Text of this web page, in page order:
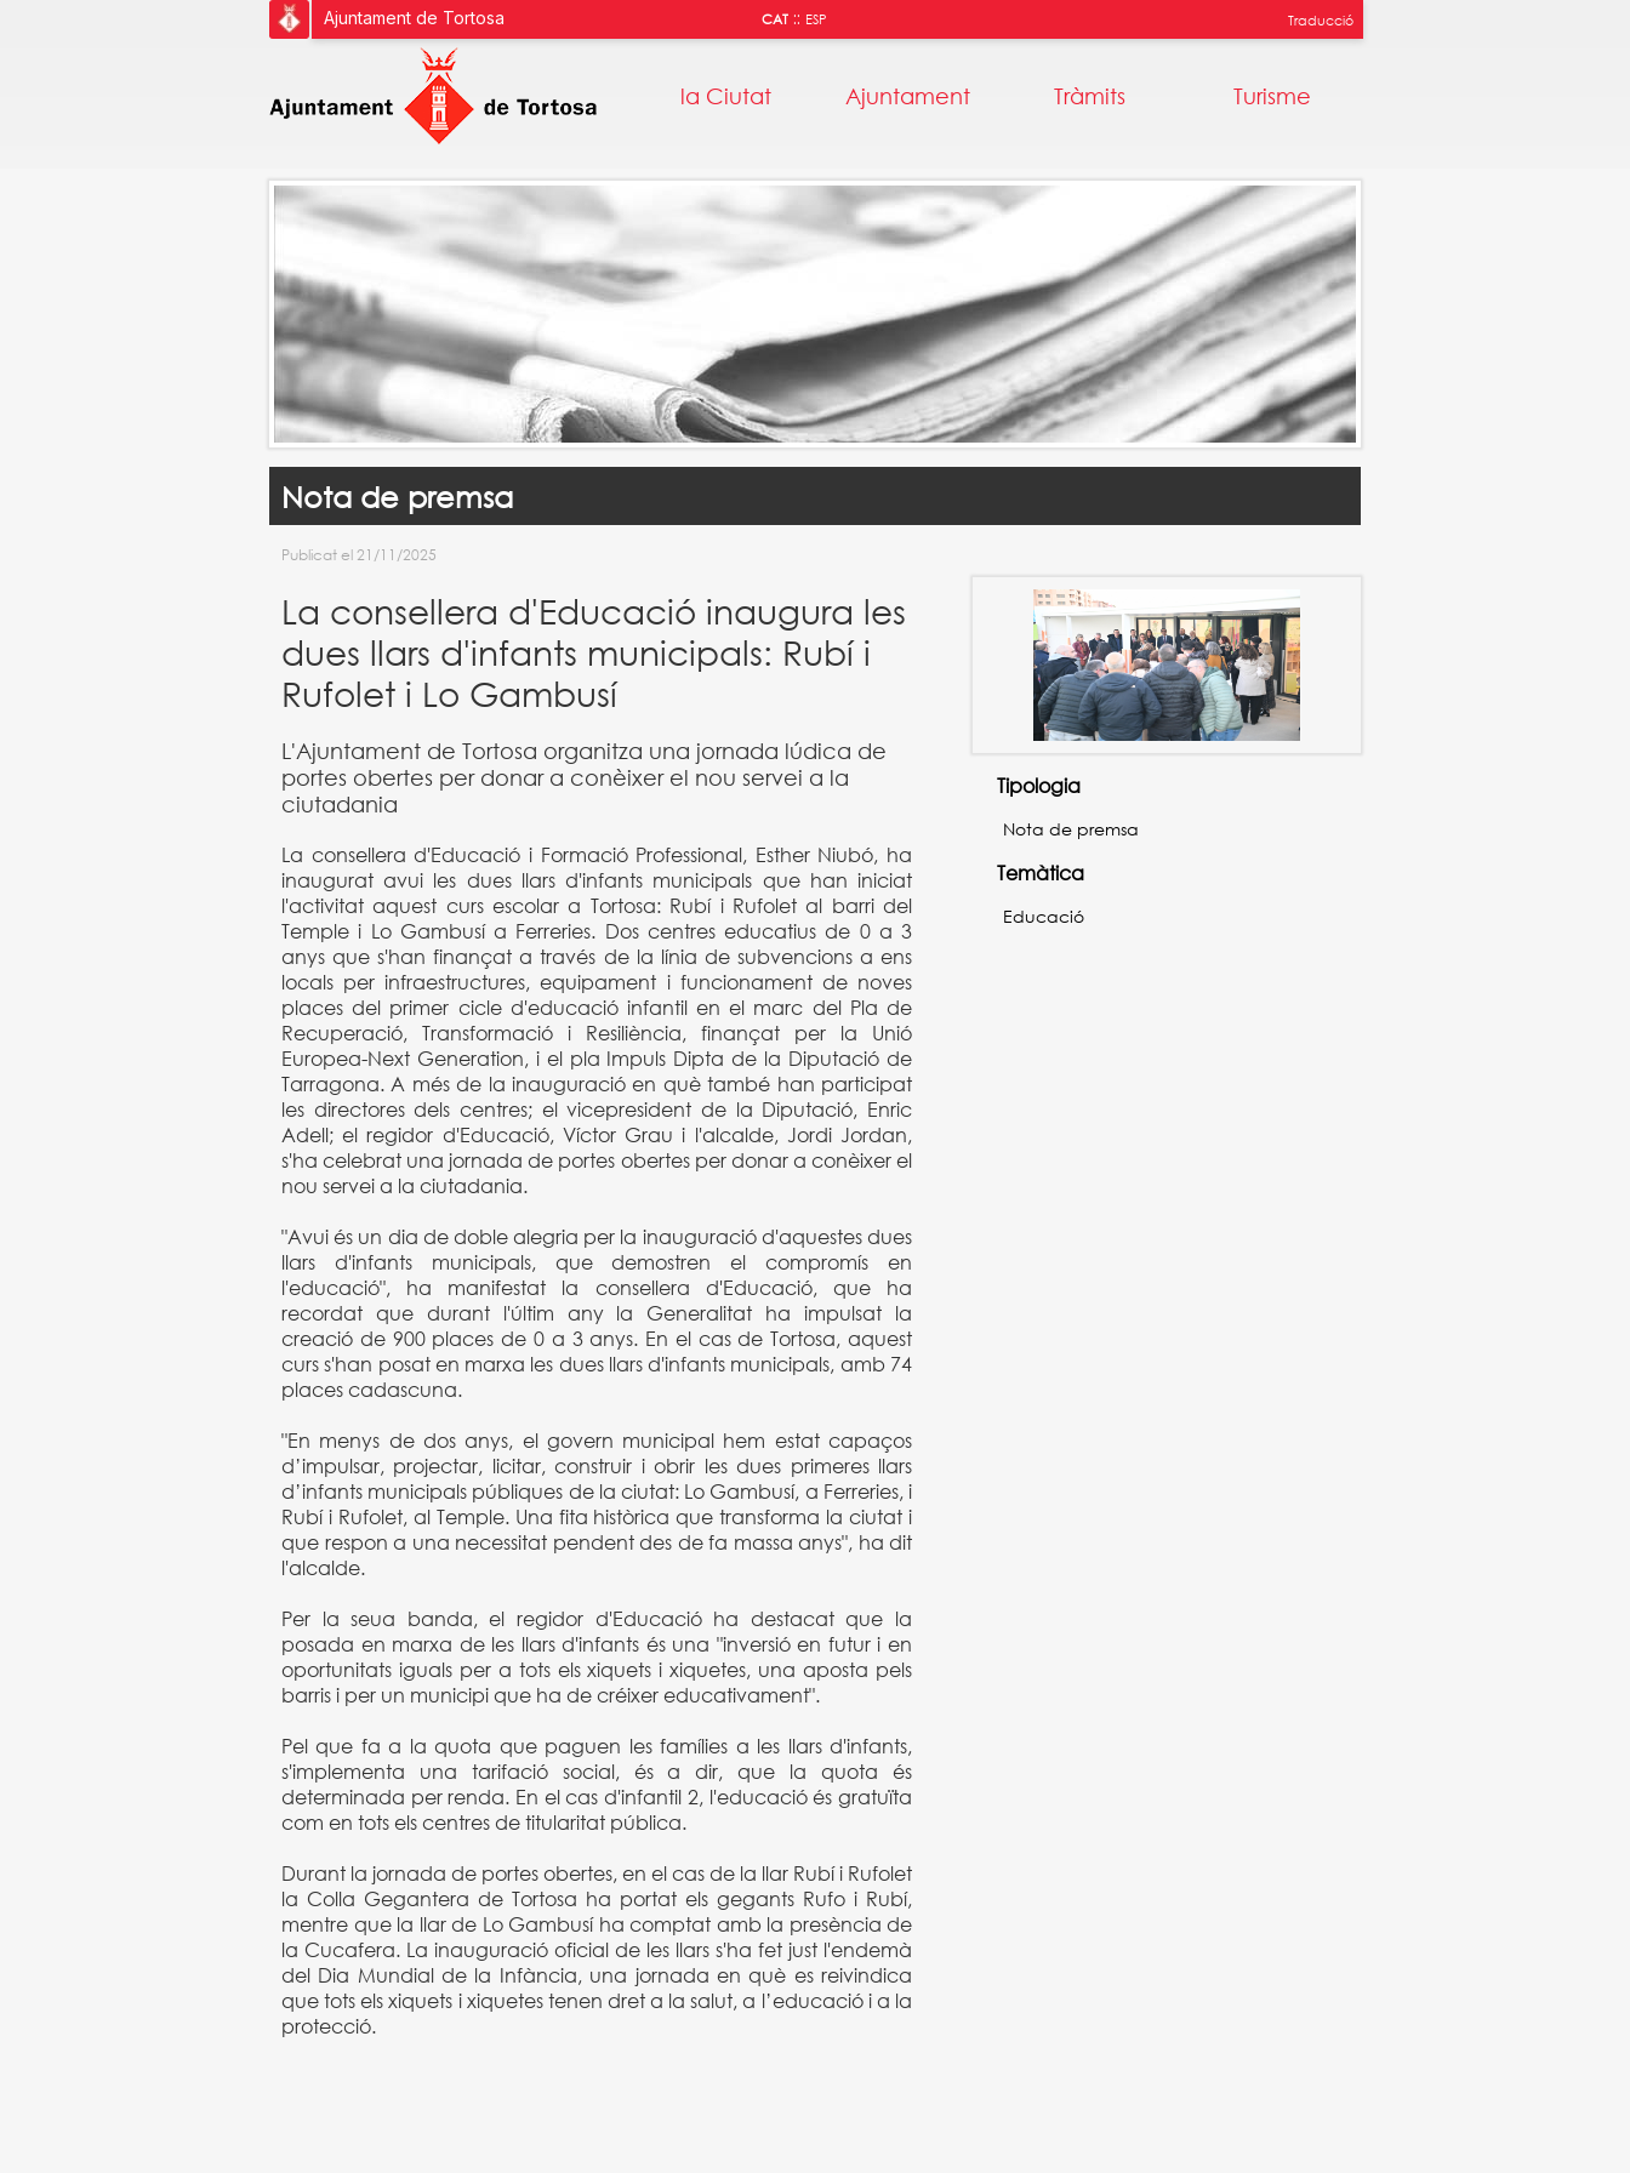
Ajuntament de Tortosa CAT:: ESP Traducció
la Ciutat Ajuntament Tràmits Turisme
Nota de premsa
Publicat el 21/11/2025
La consellera d'Educació inaugura les
dues llars d'infants municipals: Rubí i
Rufolet i Lo Gambusí
L'Ajuntament de Tortosa organitza una jornada lúdica de
portes obertes per donar a conèixer el nou servei a la
ciutadania
La consellera d'Educació i Formació Professional, Esther Niubó, ha
inaugurat avui les dues llars d'infants municipals que han iniciat
l'activitat aquest curs escolar a Tortosa: Rubí i Rufolet al barri del
Temple i Lo Gambusí a Ferreries. Dos centres educatius de 0 a 3
anys que s'han finançat a través de la línia de subvencions a ens
locals per infraestructures, equipament i funcionament de noves
places del primer cicle d'educació infantil en el marc del Pla de
Recuperació, Transformació i Resiliència, finançat per la Unió
Europea-Next Generation, i el pla Impuls Dipta de la Diputació de
Tarragona. A més de la inauguració en què també han participat
les directores dels centres; el vicepresident de la Diputació, Enric
Adell; el regidor d'Educació, Víctor Grau i l'alcalde, Jordi Jordan,
s'ha celebrat una jornada de portes obertes per donar a conèixer el
nou servei a la ciutadania.
"Avui és un dia de doble alegria per la inauguració d'aquestes dues
llars d'infants municipals, que demostren el compromís en
l'educació", ha manifestat la consellera d'Educació, que ha
recordat que durant l'últim any la Generalitat ha impulsat la
creació de 900 places de 0 a 3 anys. En el cas de Tortosa, aquest
curs s'han posat en marxa les dues llars d'infants municipals, amb 74
places cadascuna.
"En menys de dos anys, el govern municipal hem estat capaços
d’impulsar, projectar, licitar, construir i obrir les dues primeres llars
d’infants municipals públiques de la ciutat: Lo Gambusí, a Ferreries, i
Rubí i Rufolet, al Temple. Una fita històrica que transforma la ciutat i
que respon a una necessitat pendent des de fa massa anys", ha dit
l'alcalde.
Per la seua banda, el regidor d'Educació ha destacat que la
posada en marxa de les llars d'infants és una "inversió en futur i en
oportunitats iguals per a tots els xiquets i xiquetes, una aposta pels
barris i per un municipi que ha de créixer educativament".
Pel que fa a la quota que paguen les famílies a les llars d'infants,
s'implementa una tarifació social, és a dir, que la quota és
determinada per renda. En el cas d'infantil 2, l'educació és gratuïta
com en tots els centres de titularitat pública.
Durant la jornada de portes obertes, en el cas de la llar Rubí i Rufolet
la Colla Gegantera de Tortosa ha portat els gegants Rufo i Rubí,
mentre que la llar de Lo Gambusí ha comptat amb la presència de
la Cucafera. La inauguració oficial de les llars s'ha fet just l'endemà
del Dia Mundial de la Infància, una jornada en què es reivindica
que tots els xiquets i xiquetes tenen dret a la salut, a l’educació i a la
protecció.
Tipologia
Nota de premsa
Temàtica
Educació